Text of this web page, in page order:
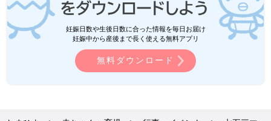
妊娠日数や生後日数に合った情報を毎日お届け
妊娠中から産後まで長く使える無料アプリ
無料ダウンロード